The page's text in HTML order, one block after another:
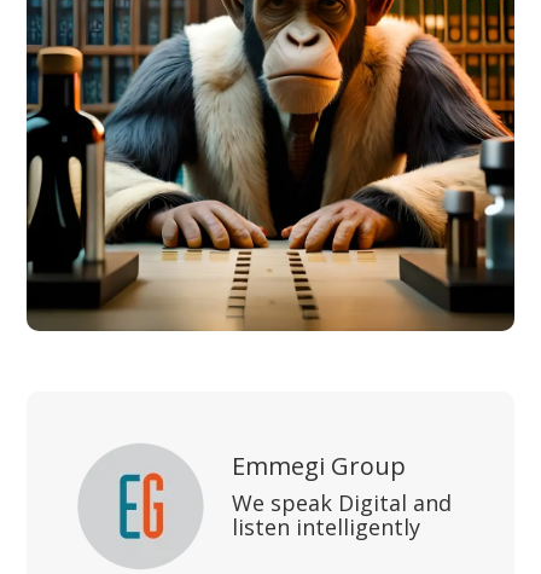
Emmegi Group
We speak Digital and
listen intelligently